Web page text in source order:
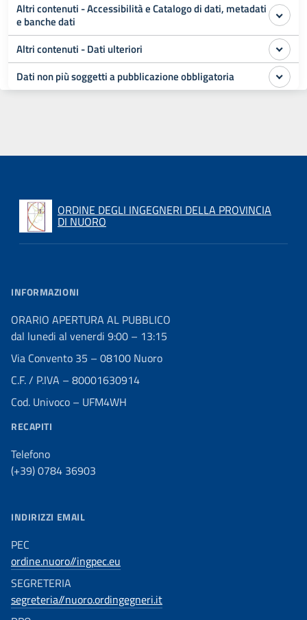
Altri contenuti - Accessibilità e Catalogo di dati, metadati
e banche dati
Altri contenuti - Dati ulteriori
Dati non più soggetti a pubblicazione obbligatoria
ORDINE DEGLI INGEGNERI DELLA PROVINCIA
DI NUORO
INFORMAZIONI
ORARIO APERTURA AL PUBBLICO
dal lunedi al venerdi 9:00 – 13:15
Via Convento 35 – 08100 Nuoro
C.F. / P.IVA – 80001630914
Cod. Univoco – UFM4WH
RECAPITI
Telefono
(+39) 0784 36903
INDIRIZZI EMAIL
PEC
ordine.nuoro//ingpec.eu
SEGRETERIA
segreteria//nuoro.ordingegneri.it